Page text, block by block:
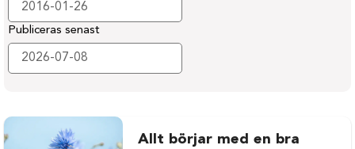
Publiceras senast
Allt börjar med en bra